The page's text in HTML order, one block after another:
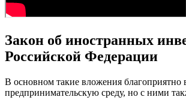
Закон об иностранных
Российской Федерации
В основном такие вложения благоприятно
предпринимательскую среду, но с ними